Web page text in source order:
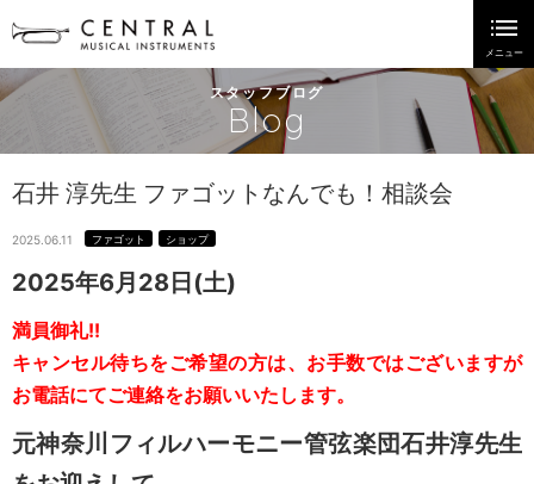
スタッフブログ
Blog
石井 淳先生 ファゴットなんでも！相談会
2025.06.11 ファゴット ショップ
2025年6月28日(土)
満員御礼!!
キャンセル待ちをご希望の方は、お手数ではございますが
お電話にてご連絡をお願いいたします。
元神奈川フィルハーモニー管弦楽団石井淳先生